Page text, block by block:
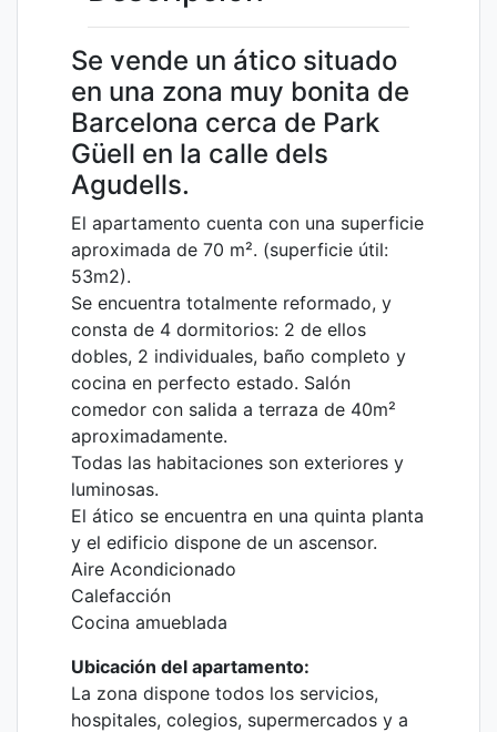
Se vende un ático situado
en una zona muy bonita de
Barcelona cerca de Park
Güell en la calle dels
Agudells.
El apartamento cuenta con una superficie
aproximada de 70 m². (superficie útil:
53m2).
Se encuentra totalmente reformado, y
consta de 4 dormitorios: 2 de ellos
dobles, 2 individuales, baño completo y
cocina en perfecto estado. Salón
comedor con salida a terraza de 40m²
aproximadamente.
Todas las habitaciones son exteriores y
luminosas.
El ático se encuentra en una quinta planta
y el edificio dispone de un ascensor.
Aire Acondicionado
Calefacción
Cocina amueblada
Ubicación del apartamento:
La zona dispone todos los servicios,
hospitales, colegios, supermercados y a